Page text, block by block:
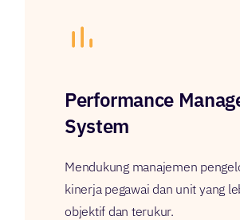
Performance
System
Mendukung manajemen
kinerja pegawai dan unit yang
objektif dan terukur.